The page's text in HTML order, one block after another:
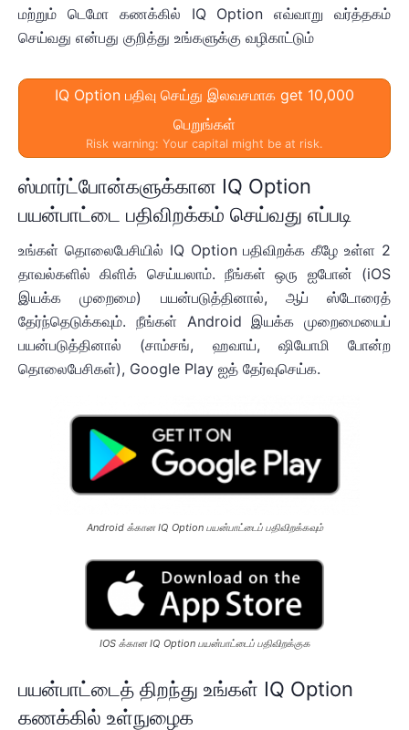
மற்றும் டெமோ கணக்கில் IQ Option எவ்வாறு வர்த்தகம்
செய்வது என்பது குறித்து உங்களுக்கு வழிகாட்டும்
IQ Option பதிவு செய்து இலவசமாக get 10,000
பெறுங்கள்
Risk warning: Your capital might be at risk.
ஸ்மார்ட்போன்களுக்கான IQ Option
பயன்பாட்டை பதிவிறக்கம் செய்வது எப்படி
உங்கள் தொலைபேசியில் IQ Option பதிவிறக்க கீழே உள்ள 2
தாவல்களில் கிளிக் செய்யலாம். நீங்கள் ஒரு ஐபோன் (iOS
இயக்க முறைமை) பயன்படுத்தினால், ஆப் ஸ்டோரைத்
தேர்ந்தெடுக்கவும். நீங்கள் Android இயக்க முறைமையைப்
பயன்படுத்தினால் (சாம்சங், ஹவாய், ஷியோமி போன்ற
தொலைபேசிகள்), Google Play ஐத் தேர்வுசெய்க.
Android க்கான IQ Option பயன்பாட்டைப் பதிவிறக்கவும்
IOS க்கான IQ Option பயன்பாட்டைப் பதிவிறக்குக
பயன்பாட்டைத் திறந்து உங்கள் IQ Option
கணக்கில் உள்நுழைக